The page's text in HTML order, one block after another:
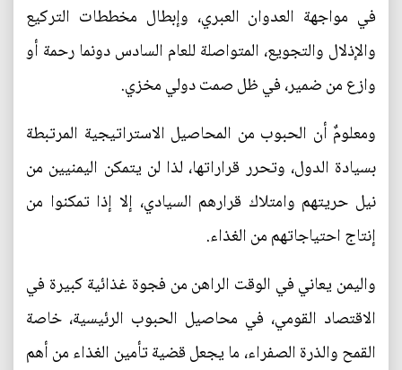
في مواجهة العدوان العبري، وإبطال مخططات التركيع
والإذلال والتجويع، المتواصلة للعام السادس دونما رحمة أو
وازع من ضمير، في ظل صمت دولي مخزي.
ومعلومٌ أن الحبوب من المحاصيل الاستراتيجية المرتبطة
بسيادة الدول، وتحرر قراراتها، لذا لن يتمكن اليمنيين من
نيل حريتهم وامتلاك قرارهم السيادي، إلا إذا تمكنوا من
إنتاج احتياجاتهم من الغذاء.
واليمن يعاني في الوقت الراهن من فجوة غذائية كبيرة في
الاقتصاد القومي، في محاصيل الحبوب الرئيسية، خاصة
القمح والذرة الصفراء، ما يجعل قضية تأمين الغذاء من أهم